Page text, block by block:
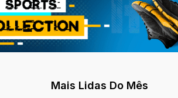
Mais Lidas Do Mês